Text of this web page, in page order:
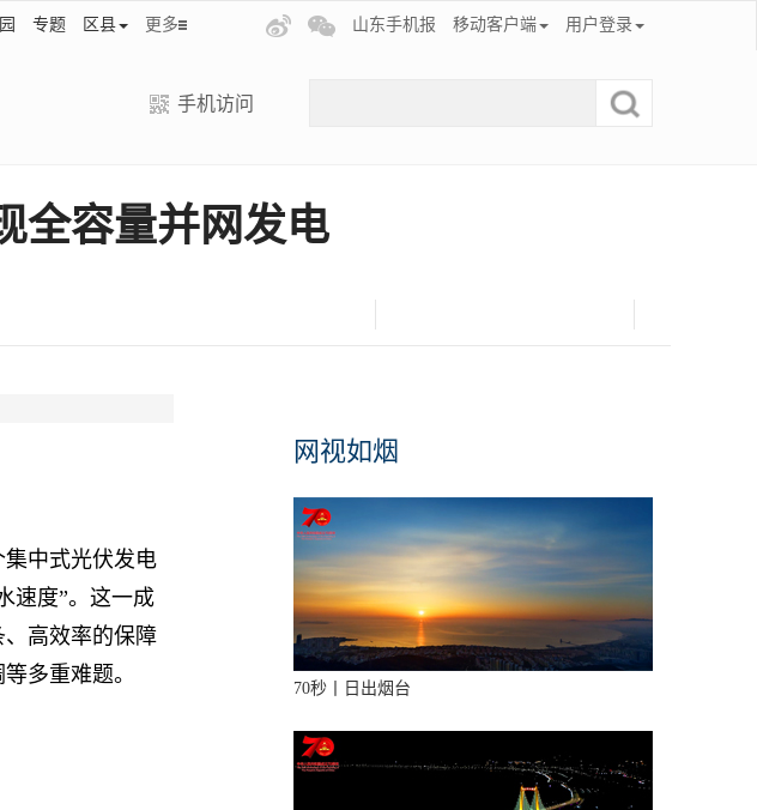
专题 区县 更多 山东手机报 移动客户端 用户登录
手机访问
全容量并网发电
中式光伏发电
速度”。这一成
高效率的保障
多重难题。
网视如烟
70秒丨日出烟台